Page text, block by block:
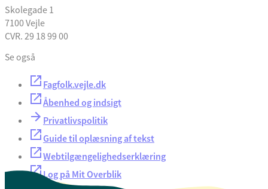
Skolegade 1
7100 Vejle
CVR. 29 18 99 00
Se også
Fagfolk.vejle.dk
Åbenhed og indsigt
Privatlivspolitik
Guide til oplæsning af tekst
Webtilgængelighedserklæring
Log på Mit Overblik